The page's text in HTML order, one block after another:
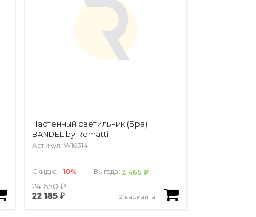
Настенный светильник (Бра)
BANDEL by Romatti
Артикул: W16314
Скидка: -10% Выгода: 2 465 ₽
24 650 ₽
22 185 ₽
2 варианта